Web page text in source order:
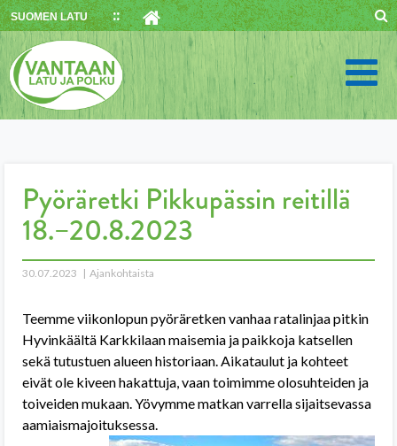
Skip
to
content
SUOMEN LATU
Pyöräretki Pikkupässin reitillä
18.–20.8.2023
30.07.2023 Ajankohtaista
Teemme viikonlopun pyöräretken vanhaa ratalinjaa pitkin
Hyvinkäältä Karkkilaan maisemia ja paikkoja katsellen
sekä tutustuen alueen historiaan. Aikataulut ja kohteet
eivät ole kiveen hakattuja, vaan toimimme olosuhteiden ja
toiveiden mukaan. Yövymme matkan varrella sijaitsevassa
aamiaismajoituksessa.